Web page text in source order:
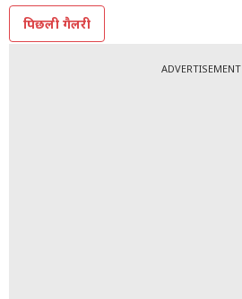
पिछली गैलरी
ADVERTISEMENT